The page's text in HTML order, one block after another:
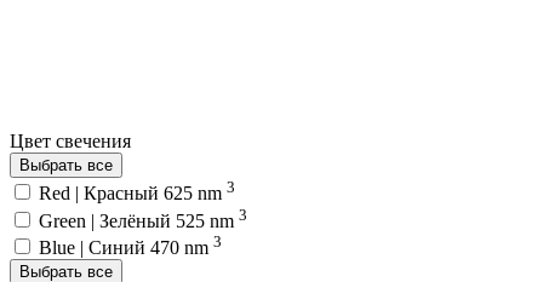
Цвет свечения
Выбрать все
Red | Красный 625 nm 3
Green | Зелёный 525 nm 3
Blue | Синий 470 nm 3
Выбрать все